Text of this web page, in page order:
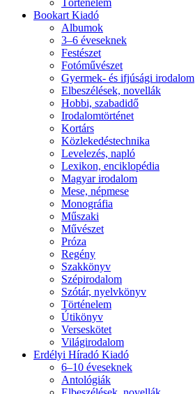
Bookart Kiadó
Albumok
3–6 éveseknek
Festészet
Fotóművészet
Gyermek- és ifjúsági irodalom
Elbeszélések, novellák
Hobbi, szabadidő
Irodalomtörténet
Kortárs
Közlekedéstechnika
Levelezés, napló
Lexikon, enciklopédia
Magyar irodalom
Mese, népmese
Monográfia
Műszaki
Művészet
Próza
Regény
Szakkönyv
Szépirodalom
Szótár, nyelvkönyv
Történelem
Útikönyv
Verseskötet
Világirodalom
Erdélyi Híradó Kiadó
6–10 éveseknek
Antológiák